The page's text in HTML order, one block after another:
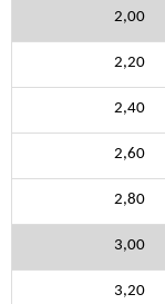
2,00
2,20
2,40
2,60
2,80
3,00
3,20